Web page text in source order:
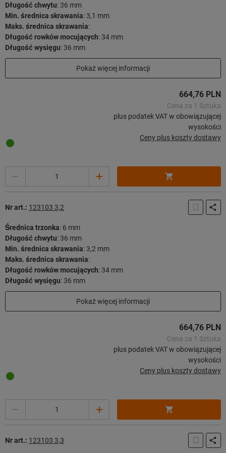
Długość chwytu: 36 mm
Min. średnica skrawania: 3,1 mm
Maks. średnica skrawania:
Długość rowków mocujących: 34 mm
Długość wysięgu: 36 mm
Długość użytkowa:29 mm
72 mm
Strategia skrawania:HPC
Pokaż więcej informacji
664,76 PLN
Cena za 1 Sztuka
plus podatek VAT w obowiązującej
wysokości
Ceny plus koszty dostawy
Nr art.: 123103 3,2
Średnica trzonka: 6 mm
Długość chwytu: 36 mm
Min. średnica skrawania: 3,2 mm
Maks. średnica skrawania:
Długość rowków mocujących: 34 mm
Długość wysięgu: 36 mm
Długość użytkowa:29 mm
72 mm
Strategia skrawania:HPC
Pokaż więcej informacji
664,76 PLN
Cena za 1 Sztuka
plus podatek VAT w obowiązującej
wysokości
Ceny plus koszty dostawy
Nr art.: 123103 3,3